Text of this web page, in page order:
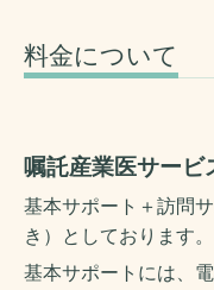
料金について
嘱託産業医サービ
基本サポート＋訪問
き）としております。
基本サポートには、